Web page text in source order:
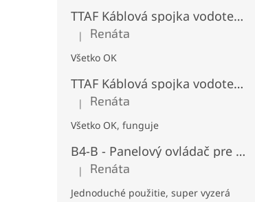
TTAF Káblová spojka vodotesná IP68, Typu "T" , 3 pinová, 20A, 2,5mm², M20
Hodnotenie produktu je 5 z 5 hviezdičiek.
| Renáta
Všetko OK
TTAF Káblová spojka vodotesná IP68, "I" Priama, 3 pinová, 20A, 2,5mm², M20
Hodnotenie produktu je 5 z 5 hviezdičiek.
| Renáta
Všetko OK, funguje
B4-B - Panelový ovládač pre RGB+CCT LED, Čierny, Batériový 2xAAA (3V), Magnetický, RF 2,4GHz, 4 zóny
Hodnotenie produktu je 5 z 5 hviezdičiek.
| Renáta
Jednoduché použitie, super vyzerá